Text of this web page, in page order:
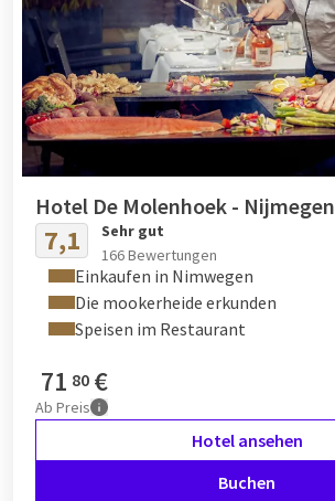
Hotel De Molenhoek - Nijmegen
7,1
Sehr gut
166 Bewertungen
Einkaufen in Nimwegen
Die mookerheide erkunden
Speisen im Restaurant
71 80 €
Ab Preis
Hotel ansehen
Buchen